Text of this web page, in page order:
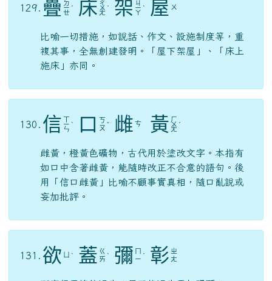
129. 疊 ㄉ
ㄧ
ㄝ 床 ㄔ
ㄨ
ㄤ 架 ㄐ
ㄧ
ㄚ 屋 ㄨ
比喻一切措施，如說話、作文、設施制度等，重
複其事，全無創建發明。「屋下架屋」、「床上
施床」亦同。
130. 信 ㄒ
ㄧ
ㄣ 口 ㄎ
ㄡ
雌 ㄘ 黃 ㄏ
ㄨ
ㄤ
雌黃，橙黃色礦物，古代用於塗改文字。本指有
如口中含著雌黃，能隨時改正不合意的語句。後
用「信口雌黃」比喻不顧事實真相，隨口亂說或
妄加批評。
131. 欲 ㄩ 蓋 ㄍ
ㄞ
彌 ㄇ
彰 ㄓ
ㄤ